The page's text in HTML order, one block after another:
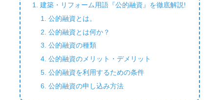
建築・リフォーム用語『公的融資』を徹底解説!
公的融資とは。
公的融資とは何か？
公的融資の種類
公的融資のメリット・デメリット
公的融資を利用するための条件
公的融資の申し込み方法